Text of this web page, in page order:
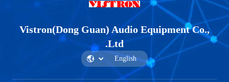
Vistron(Dong Guan) Audio Equipment Co.,
Ltd.